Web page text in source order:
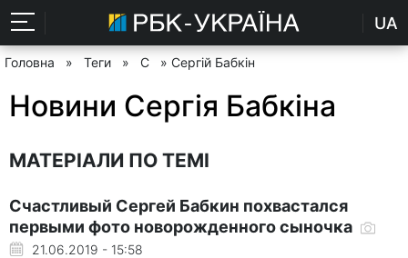
UA
Головна » Теги » С » Сергій Бабкін
Новини Сергія Бабкіна
МАТЕРІАЛИ ПО ТЕМІ
Счастливый Сергей Бабкин похвастался
первыми фото новорожденного сыночка
21.06.2019 - 15:58